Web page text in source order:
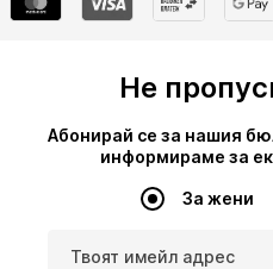
Не
Абонирай се за нашия
информираме за
За жени
Твоят имейл адрес